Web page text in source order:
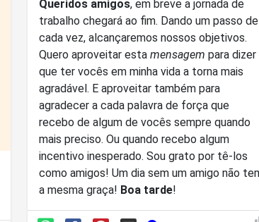
Queridos amigos, em breve a jornada de
trabalho chegará ao fim. Dando um passo de
cada vez, alcançaremos nossos objetivos.
Quero aproveitar esta mensagem para dizer
que ter vocês em minha vida a torna mais
agradável. E aproveitar também para
agradecer a cada palavra de força que
recebo de algum de vocês sempre quando
mais preciso. Ou quando recebo algum
incentivo inesperado. Sou grato por tê-los
como amigos! Um dia sem um amigo não tem
a mesma graça! Boa tarde!